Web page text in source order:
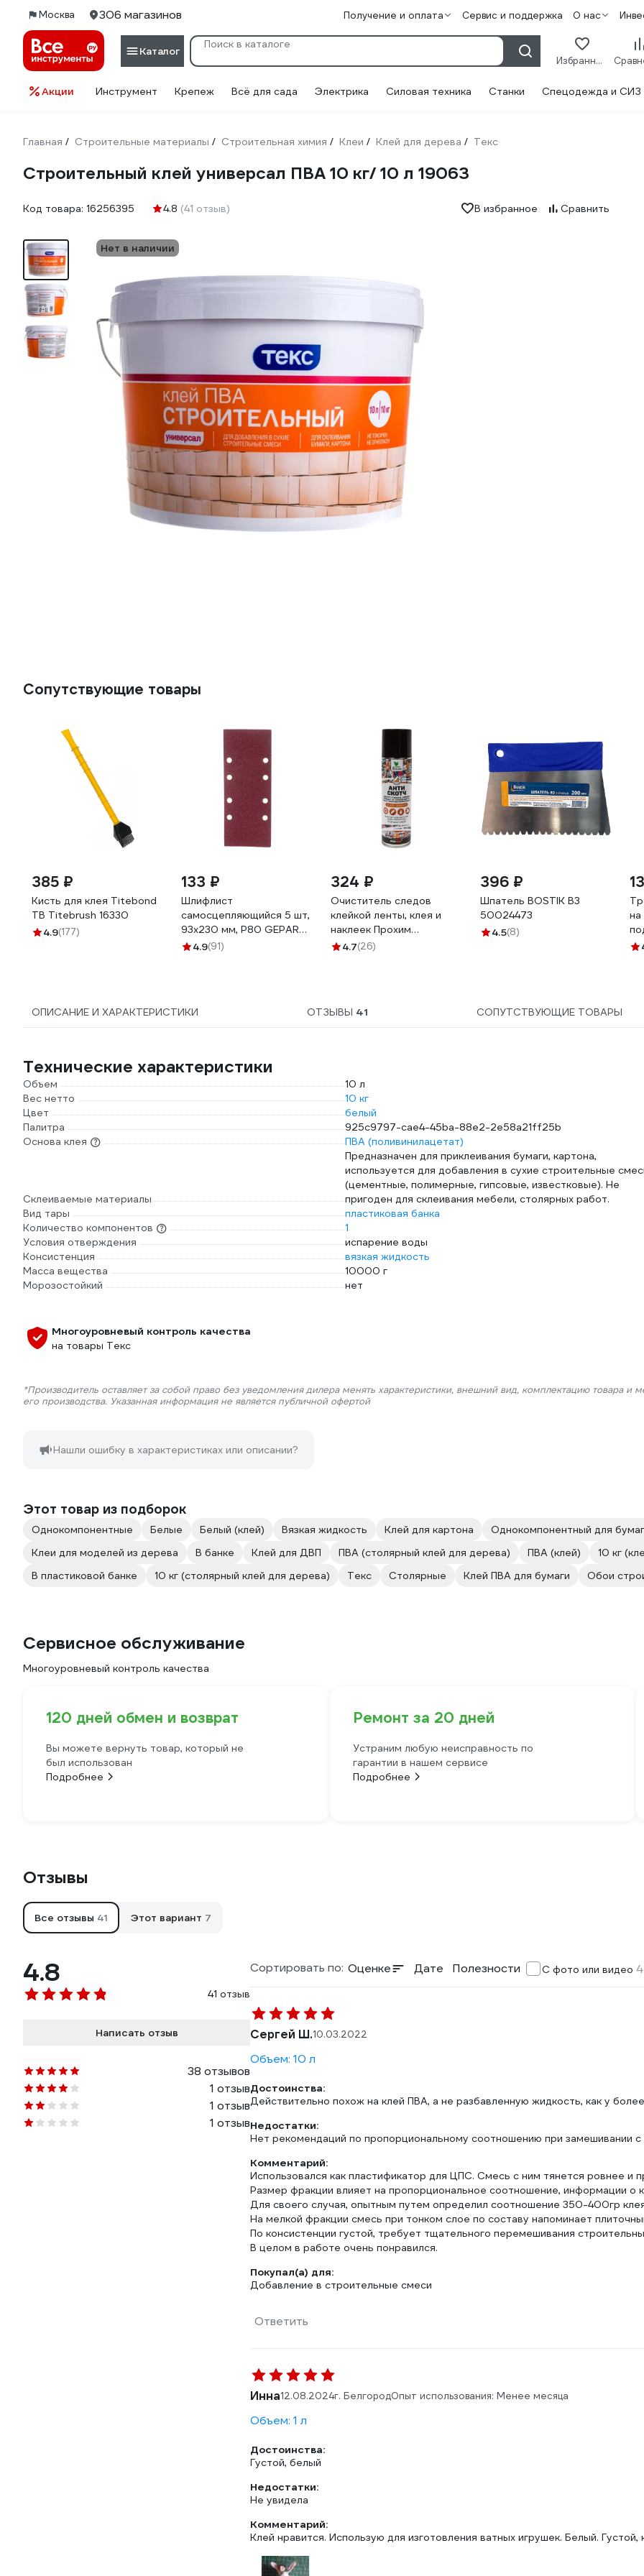
Москва 306 магазинов Получение и оплата Сервис и поддержка О нас
Каталог
Избранное
Акции Инструмент Крепеж Всё для сада Электрика Силовая техника Станки Спецодежда и СИЗ
Главная / Строительные материалы / Строительная химия / Клеи / Клей для дерева / Текс
Строительный клей универсал ПВА 10 кг/ 10 л 19063
Код товара: 16256395 4.8 (41 отзыв) В избранное Сравнить
Нет в наличии
Сопутствующие товары
385 ₽
Кисть для клея Titebond
TB Titebrush 16330
4.9(177)
133 ₽
Шлифлист
самосцепляющийся 5 шт,
93x230 мм, Р80 GEPARD
GP5004-80
4.9(91)
324 ₽
Очиститель следов
клейкой ленты, клея и
наклеек Прохим
"Антискотч" аэрозоль,
4.7(26)
396 ₽
Шпатель BOSTIK В3
50024473
4.5(8)
ОПИСАНИЕ И ХАРАКТЕРИСТИКИ ОТЗЫВЫ 41 СОПУТСТВУЮЩИЕ ТОВАРЫ
Технические характеристики
Объем
10 л
Вес нетто
10 кг
Цвет
белый
Палитра
925c9797-cae4-45ba-88e2-2e58a21ff25b
Основа клея
ПВА (поливинилацетат)
Склеиваемые материалы
Предназначен для приклеивания бумаги, картона,
используется для добавления в сухие строительные
(цементные, полимерные, гипсовые, известковые). Не
пригоден для склеивания мебели, столярных работ.
Вид тары
пластиковая банка
Количество компонентов
1
Условия отверждения
испарение воды
Консистенция
вязкая жидкость
Масса вещества
10000 г
Морозостойкий
нет
Многоуровневый контроль качества
на товары Текс
*Производитель оставляет за собой право без уведомления дилера менять характеристики, внешний вид, комплектацию товара и
его производства. Указанная информация не является публичной офертой
Нашли ошибку в характеристиках или описании?
Этот товар из подборок
Однокомпонентные Белые Белый (клей) Вязкая жидкость Клей для картона Однокомпонентный для
Клеи для моделей из дерева
В банке Клей для ДВП ПВА (столярный клей для дерева) ПВА (клей) 10 кг
В пластиковой банке
10 кг (столярный клей для дерева) Текс Столярные Клей ПВА для бумаги Обои
Сервисное обслуживание
Многоуровневый контроль качества
120 дней обмен и возврат
Вы можете вернуть товар, который не
был использован
Подробнее
Ремонт за 20 дней
Устраним любую неисправность по
гарантии в нашем сервисе
Подробнее
Отзывы
Все отзывы 41 Этот вариант 7
4.8
41 отзыв
Написать отзыв
38 отзывов
1 отзыв
1 отзыв
1 отзыв
Сортировать по: Оценке Дате Полезности С фото или видео 4
Сергей Ш.10.03.2022
Объем: 10 л
Достоинства:
Действительно похож на клей ПВА, а не разбавленную жидкость, как у
Недостатки:
Нет рекомендаций по пропорциональному соотношению при замешивании с
Комментарий:
Использовался как пластификатор для ЦПС. Смесь с ним тянется ровнее и
Размер фракции влияет на пропорциональное соотношение, информации о
Для своего случая, опытным путем определил соотношение 350-400гр
На мелкой фракции смесь при тонком слое по составу напоминает
По консистенции густой, требует тщательного перемешивания
В целом в работе очень понравился.
Покупал(а) для:
Добавление в строительные смеси
Ответить
Инна12.08.2024г. БелгородОпыт использования: Менее месяца
Объем: 1 л
Достоинства:
Густой, белый
Недостатки:
Не увидела
Комментарий:
Клей нравится. Использую для изготовления ватных игрушек. Белый. Густой,